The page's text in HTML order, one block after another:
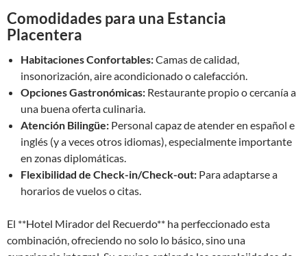
Comodidades para una Estancia
Placentera
Habitaciones Confortables:Camas de calidad,
insonorización, aire acondicionado o calefacción.
Opciones Gastronómicas: Restaurante propio o cercanía a
una buena oferta culinaria.
Atención Bilingüe: Personal capaz de atender en español e
inglés (y a veces otros idiomas), especialmente importante
en zonas diplomáticas.
Flexibilidad de Check-in/Check-out: Para adaptarse a
horarios de vuelos o citas.
El **Hotel Mirador del Recuerdo** ha perfeccionado esta
combinación, ofreciendo no solo lo básico, sino una